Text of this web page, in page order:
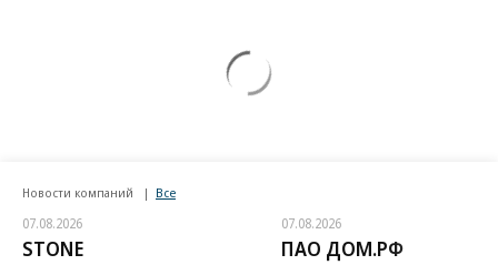
Новости компаний Все
07.08.2026
STONE
07.08.2026
ПАО ДОМ.РФ